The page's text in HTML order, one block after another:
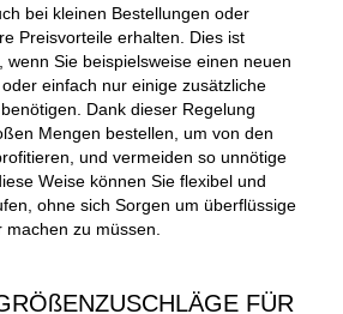
bei kleinen Bestellungen oder
Preisvorteile erhalten. Dies ist
wenn Sie beispielsweise einen neuen
einfach nur einige zusätzliche
Dank dieser Regelung
Mengen bestellen, um von den
und vermeiden so unnötige
Weise können Sie flexibel und
ohne sich Sorgen um überflüssige
zu müssen.
FÜR